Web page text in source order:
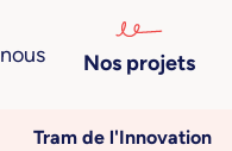
Nos projets
Tram de l'Innovation